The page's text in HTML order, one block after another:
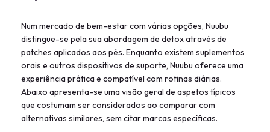
Num mercado de bem-estar com várias opções, Nuubu
distingue-se pela sua abordagem de detox através de
patches aplicados aos pés. Enquanto existem suplementos
orais e outros dispositivos de suporte, Nuubu oferece uma
experiência prática e compatível com rotinas diárias.
Abaixo apresenta-se uma visão geral de aspetos típicos
que costumam ser considerados ao comparar com
alternativas similares, sem citar marcas específicas.